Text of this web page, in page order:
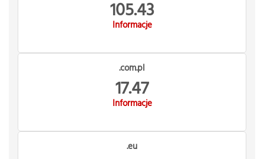
105.43
Informacje
.com.pl
17.47
Informacje
.eu